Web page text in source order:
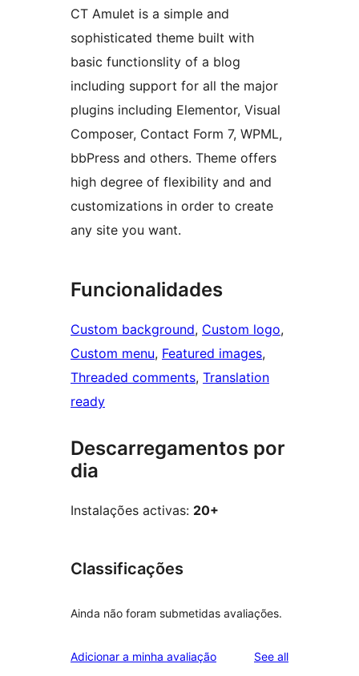
CT Amulet is a simple and
sophisticated theme built with
basic functionslity of a blog
including support for all the major
plugins including Elementor, Visual
Composer, Contact Form 7, WPML,
bbPress and others. Theme offers
high degree of flexibility and and
customizations in order to create
any site you want.
Funcionalidades
Custom background, Custom logo
Custom menu, Featured images
Threaded comments, Translation
ready
Descarregamentos por
dia
Instalações activas: 20+
Classificações
Ainda não foram submetidas avaliações.
Adicionar a minha avaliação See allreviews